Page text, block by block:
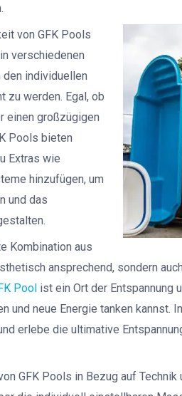
von GFK Pools
verschiedenen
den individuellen
zu werden. Egal, ob
einen großzügigen
Pools bieten
Extras wie
hinzufügen, um
und das
Kombination aus
ansprechend, sondern
Poolist ein Ort der Entspannung
und neue Energie tanken kannst.
erlebe die ultimative
GFK Pools in Bezug auf Technik